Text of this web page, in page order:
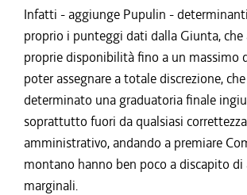
Infatti - aggiunge Pupulin -
proprio i punteggi dati dalla Giunta, che
proprie disponibilità fino a un massimo
poter assegnare a totale discrezione,
determinato una graduatoria finale
soprattutto fuori da qualsiasi
amministrativo, andando a premiare
montano hanno ben poco a discapito di
marginali.